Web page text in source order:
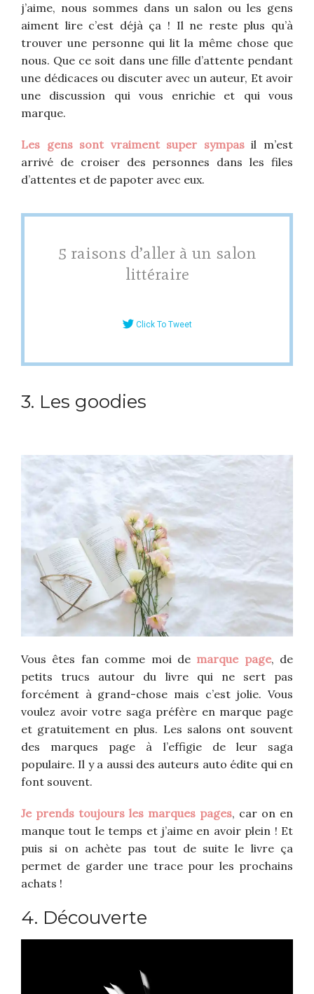
j’aime, nous sommes dans un salon ou les gens
aiment lire c’est déjà ça ! Il ne reste plus qu’à
trouver une personne qui lit la même chose que
nous. Que ce soit dans une fille d’attente pendant
une dédicaces ou discuter avec un auteur, Et avoir
une discussion qui vous enrichie et qui vous
marque.
Les gens sont vraiment super sympasil m’est
arrivé de croiser des personnes dans les files
d’attentes et de papoter avec eux.
5 raisons d’aller à un salon
littéraire
Click To Tweet
3. Les goodies
Vous êtes fan comme moi demarque page, de
petits trucs autour du livre qui ne sert pas
forcément à grand-chose mais c’est jolie. Vous
voulez avoir votre saga préfère en marque page
et gratuitement en plus. Les salons ont souvent
des marques page à l’effigie de leur saga
populaire. Il y a aussi des auteurs auto édite qui en
font souvent.
Je prends toujours les marques pages, car on en
manque tout le temps et j’aime en avoir plein ! Et
puis si on achète pas tout de suite le livre ça
permet de garder une trace pour les prochains
achats !
4. Découverte